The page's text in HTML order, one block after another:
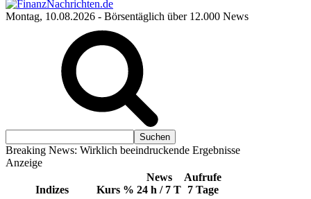
Montag, 10.08.2026 - Börsentäglich über 12.000 News
Breaking News: Wirklich beeindruckende Ergebnisse
Anzeige
Indizes Kurs %
News
24 h / 7 T
Aufrufe
7 Tage